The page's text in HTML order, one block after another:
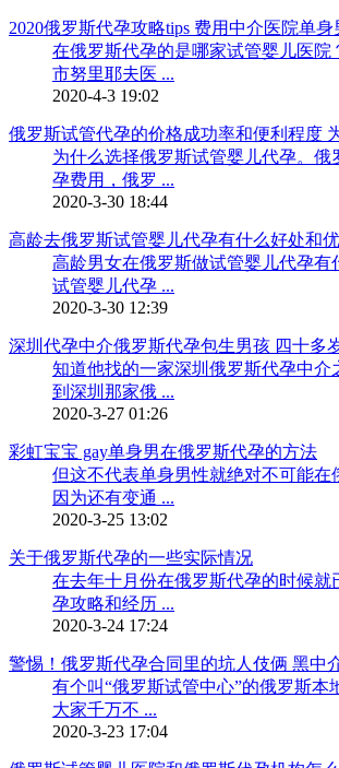
2020俄罗斯代孕攻略tips 费用中介医院单
在俄罗斯代孕的是哪家试管婴儿医院
市努里耶夫医 ...
2020-4-3 19:02
俄罗斯试管代孕的价格成功率和便利程度
为什么选择俄罗斯试管婴儿代孕。俄
孕费用，俄罗 ...
2020-3-30 18:44
高龄去俄罗斯试管婴儿代孕有什么好处和
高龄男女在俄罗斯做试管婴儿代孕有
试管婴儿代孕 ...
2020-3-30 12:39
深圳代孕中介俄罗斯代孕包生男孩 四十多
知道他找的一家深圳俄罗斯代孕中介
到深圳那家俄 ...
2020-3-27 01:26
彩虹宝宝 gay单身男在俄罗斯代孕的方法
但这不代表单身男性就绝对不可能在
因为还有变通 ...
2020-3-25 13:02
关于俄罗斯代孕的一些实际情况
在去年十月份在俄罗斯代孕的时候就
孕攻略和经历 ...
2020-3-24 17:24
警惕！俄罗斯代孕合同里的坑人伎俩 黑中
有个叫“俄罗斯试管中心”的俄罗斯本
大家千万不 ...
2020-3-23 17:04